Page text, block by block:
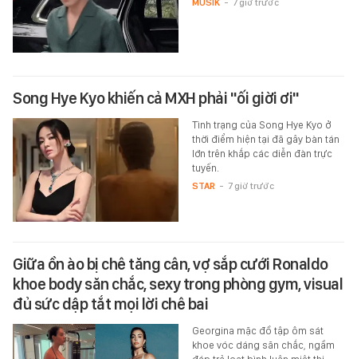
MUSIK - 7 giờ trước
Song Hye Kyo khiến cả MXH phải "ối giời ơi"
Tình trạng của Song Hye Kyo ở
thời điểm hiện tại đã gây bàn tán
lớn trên khắp các diễn đàn trực
tuyến.
STAR - 7 giờ trước
Giữa ồn ào bị chê tăng cân, vợ sắp cưới Ronaldo
khoe body săn chắc, sexy trong phòng gym, visual
đủ sức dập tắt mọi lời chê bai
Georgina mặc đồ tập ôm sát
khoe vóc dáng săn chắc, ngầm